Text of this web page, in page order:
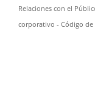
Relaciones con el
corporativo - Código